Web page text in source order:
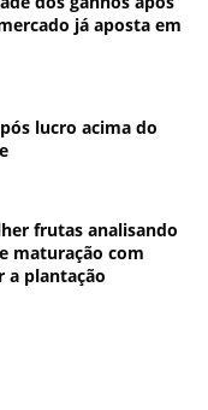
já aposta em
lucro acima do
frutas analisando
maturação com
a plantação